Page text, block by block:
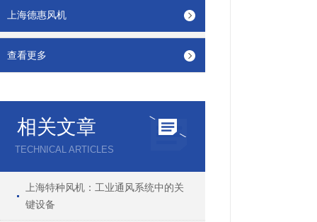
上海德惠风机
查看更多
相关文章
TECHNICAL ARTICLES
上海特种风机：工业通风系统中的关
键设备